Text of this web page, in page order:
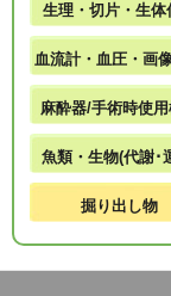
生理・切片・生体
血流計・血圧・画
麻酔器/手術時使
魚類・生物(代謝･
掘り出し物